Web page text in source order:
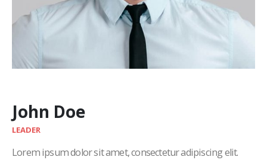
John Doe
LEADER
Lorem ipsum dolor sit amet, consectetur adipiscing elit.